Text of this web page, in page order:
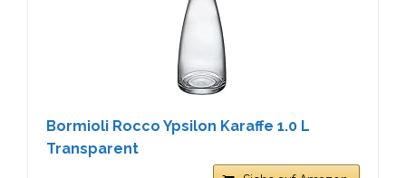
Bormioli Rocco Ypsilon Karaffe 1.0 L
Transparent